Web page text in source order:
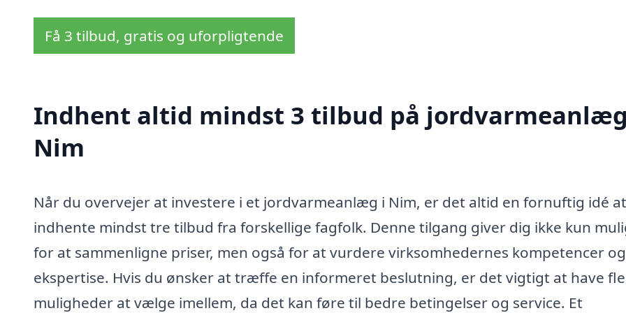
Få 3 tilbud, gratis og uforpligtende
Indhent altid mindst 3 tilbud på
Nim
Når du overvejer at investere i et jordvarmeanlæg i Nim, er det altid en fornuftig idé at
indhente mindst tre tilbud fra forskellige fagfolk. Denne tilgang giver dig ikke kun
for at sammenligne priser, men også for at vurdere virksomhedernes kompetencer og
ekspertise. Hvis du ønsker at træffe en informeret beslutning, er det vigtigt at have
muligheder at vælge imellem, da det kan føre til bedre betingelser og service. Et